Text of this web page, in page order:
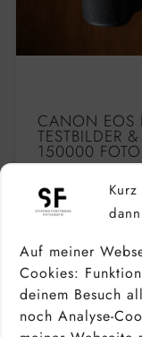
Auf meiner
Cookies:
deinem Besuch
noch Analyse-
CANON EOS
TESTBILDER
150000